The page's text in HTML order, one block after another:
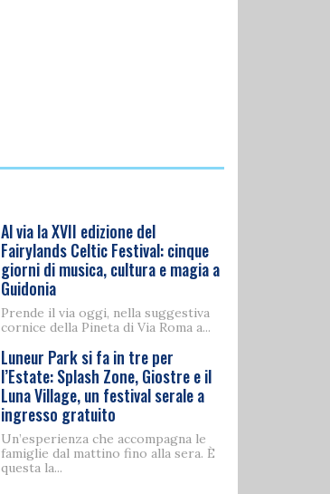
Al via la XVII edizione del
Fairylands Celtic Festival: cinque
giorni di musica, cultura e magia a
Guidonia
Prende il via oggi, nella suggestiva
cornice della Pineta di Via Roma a...
Luneur Park si fa in tre per
l’Estate: Splash Zone, Giostre e il
Luna Village, un festival serale a
ingresso gratuito
Un’esperienza che accompagna le
famiglie dal mattino fino alla sera. È
questa la...